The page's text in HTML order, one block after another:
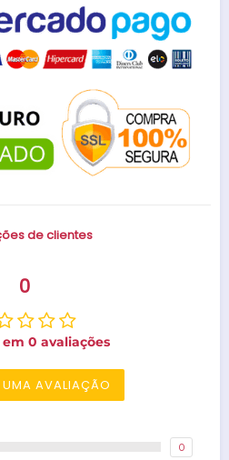
de clientes
0
0 avaliações
UMA AVALIAÇÃO
0